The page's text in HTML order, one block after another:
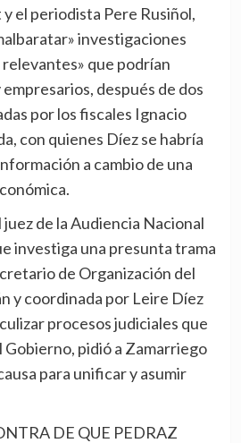
el periodista Pere Rusiñol,
investigaciones
que podrían
después de dos
por los fiscales Ignacio
con quienes Díez se habría
a cambio de una
investiga una presunta trama
de Organización del
y coordinada por Leire Díez
procesos judiciales que
Gobierno, pidió a Zamarriego
para unificar y asumir